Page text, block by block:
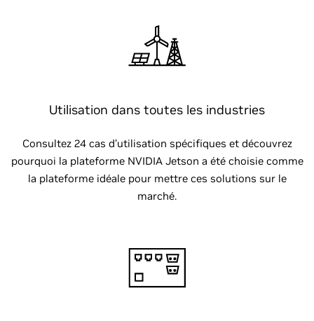
Utilisation dans toutes les industries
Consultez 24 cas d’utilisation spécifiques et découvrez
pourquoi la plateforme NVIDIA Jetson a été choisie comme
la plateforme idéale pour mettre ces solutions sur le
marché.